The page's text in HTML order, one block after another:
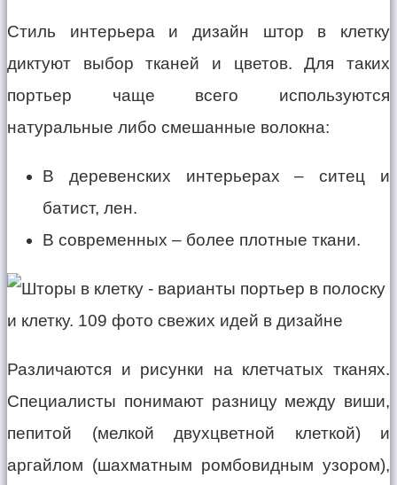
Стиль интерьера и дизайн штор в клетку
диктуют выбор тканей и цветов. Для таких
портьер чаще всего используются
натуральные либо смешанные волокна:
В деревенских интерьерах – ситец и
батист, лен.
В современных – более плотные ткани.
Различаются и рисунки на клетчатых тканях.
Специалисты понимают разницу между виши,
пепитой (мелкой двухцветной клеткой) и
аргайлом (шахматным ромбовидным узором),